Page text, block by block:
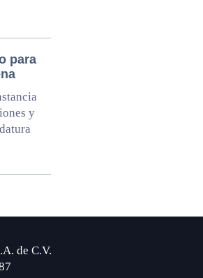
para
y
de C.V.